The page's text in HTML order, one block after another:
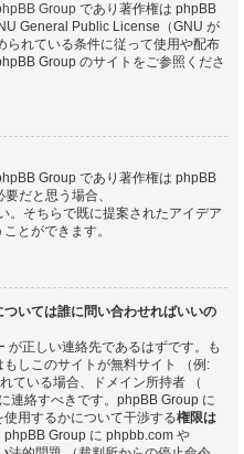
Group であり著作権は phpBB
General Public License（GNU が
られている条件に従って使用や配布
Group のサイトをご参照くださ
Group であり著作権は phpBB
だと思う場合、
。そちらで既に提案されたアイデア
とができます。
いては誰に問い合わせればいいの
が正しい連絡先であるはずです。も
しこのサイトが無料サイト （例:
ている場合、ドメイン所持者 （
連絡すべきです。phpBB Group に
用するかについて干渉する権限は
phpBB Group に phpbb.com や